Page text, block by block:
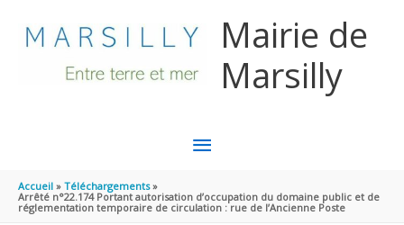
Mairie de
Marsilly
MENU
PRINCIPAL
Accueil
Téléchargements
Arrêté n°22.174 Portant autorisation d’occupation du domaine public et de
réglementation temporaire de circulation : rue de l’Ancienne Poste